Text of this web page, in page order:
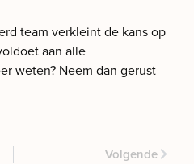
team verkleint de kans op
aan alle
weten? Neem dan gerust
Volgende